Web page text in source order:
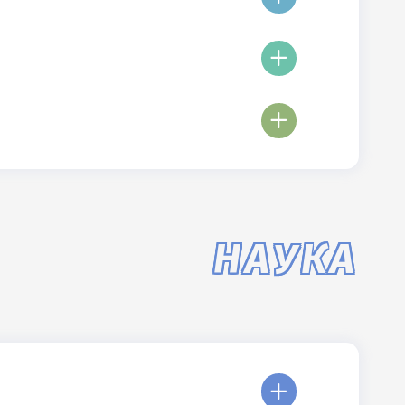
НАУКА